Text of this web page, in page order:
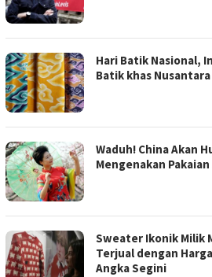
Hari Batik Nasional,
Batik khas Nusantara
Waduh! China Akan
Mengenakan
Sweater Ikonik Milik
Terjual dengan
Angka Segini